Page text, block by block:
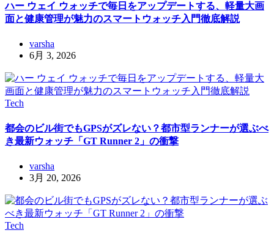
ハー ウェイ ウォッチで毎日をアップデートする、軽量大画
面と健康管理が魅力のスマートウォッチ入門徹底解説
varsha
6月 3, 2026
Tech
都会のビル街でもGPSがズレない？都市型ランナーが選ぶべ
き最新ウォッチ「GT Runner 2」の衝撃
varsha
3月 20, 2026
Tech